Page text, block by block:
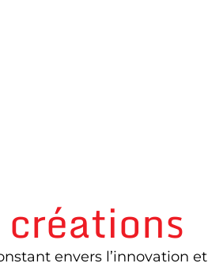
envers l’innovation et